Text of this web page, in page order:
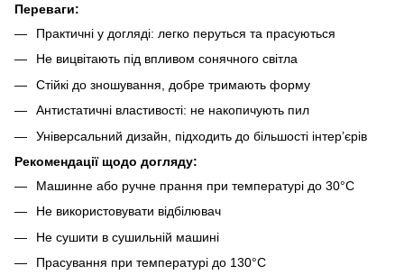
Переваги:
Практичні у догляді: легко перуться та прасуються
Не вицвітають під впливом сонячного світла
Стійкі до зношування, добре тримають форму
Антистатичні властивості: не накопичують пил
Універсальний дизайн, підходить до більшості інтер’єрів
Рекомендації щодо догляду:
Машинне або ручне прання при температурі до 30°C
Не використовувати відбілювач
Не сушити в сушильній машині
Прасування при температурі до 130°C